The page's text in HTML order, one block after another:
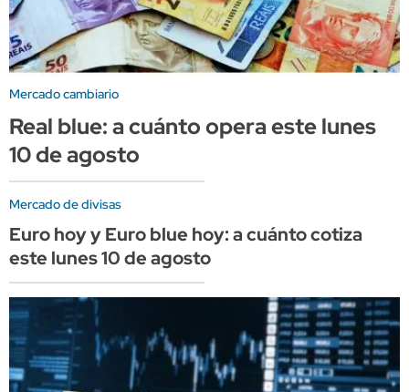
Mercado cambiario
Real blue: a cuánto opera este lunes
10 de agosto
Mercado de divisas
Euro hoy y Euro blue hoy: a cuánto cotiza
este lunes 10 de agosto